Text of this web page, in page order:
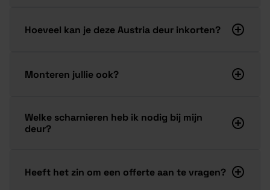
Hoeveel kan je deze Austria deur inkorten?
Monteren jullie ook?
Welke scharnieren heb ik nodig bij mijn
deur?
Heeft het zin om een offerte aan te vragen?